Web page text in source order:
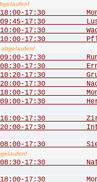
- 18:00-17:30
- 09:45-17:30 Lust
- 10:00-17:30
10:00-17:30
abgelaufen!
- 09:00-17:30 Rund
- 08:30-17:30
- 10:20-17:30
- 20:00-17:30
- 18:00-17:30
09:00-17:30
- 16:00-17:30
- 20:00-17:30
- 08:00-17:30
- 08:30-17:30
- 18:00-17:30